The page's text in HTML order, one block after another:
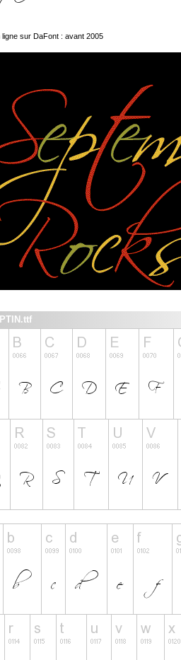
ligne sur DaFont : avant 2005